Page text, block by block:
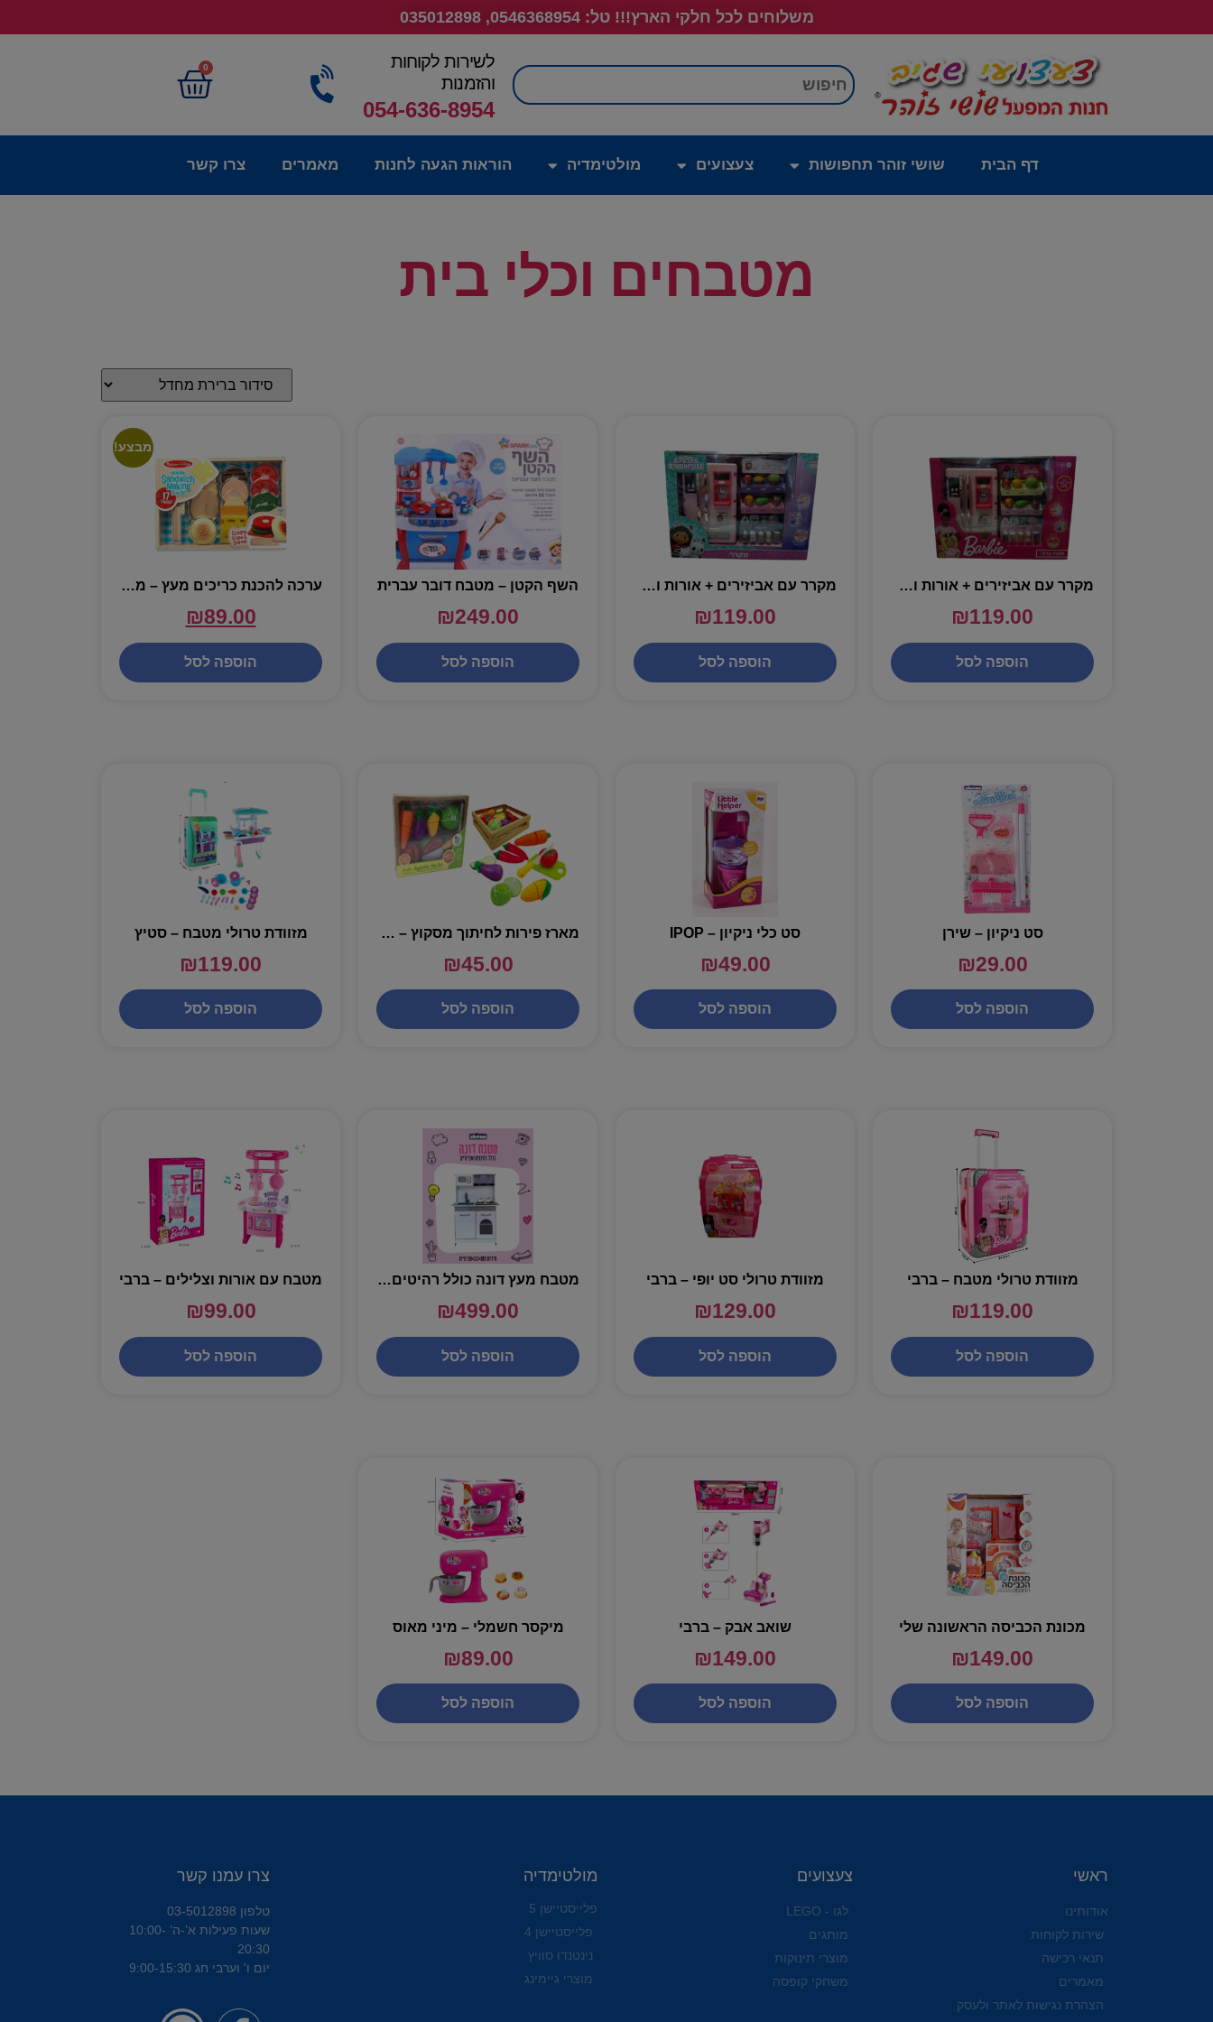
משלוחים לכל חלקי הארץ!!! טל: 0546368954, 035012898
חיפוש
לשירות לקוחות
והזמנות
054-636-8954
0
דף הבית שושי זוהר תחפושות צעצועים מולטימדיה הוראות הגעה לחנות מאמרים צרו קשר
מטבחים וכלי בית
מקרר עם אביזירים + אורות וצלילים – ברבי
₪119.00
הוספה לסל
מקרר עם אביזירים + אורות וצלילים – גביס
₪119.00
הוספה לסל
השף הקטן – מטבח דובר עברית
₪249.00
הוספה לסל
מבצע!
ערכה להכנת כריכים מעץ – מליסה ודאג
₪89.00
הוספה לסל
סט ניקיון – שירן
₪29.00
הוספה לסל
סט כלי ניקיון – IPOP
₪49.00
הוספה לסל
מארז פירות לחיתוך מסקוץ – מגוון
₪45.00
הוספה לסל
מזוודת טרולי מטבח – סטיץ
₪119.00
הוספה לסל
מזוודת טרולי מטבח – ברבי
₪119.00
הוספה לסל
מזוודת טרולי סט יופי – ברבי
₪129.00
הוספה לסל
מטבח מעץ דונה כולל רהיטים ואביזרים – שירן
₪499.00
הוספה לסל
מטבח עם אורות וצלילים – ברבי
₪99.00
הוספה לסל
מכונת הכביסה הראשונה שלי
₪149.00
הוספה לסל
שואב אבק – ברבי
₪149.00
הוספה לסל
מיקסר חשמלי – מיני מאוס
₪89.00
הוספה לסל
ראשי
אודותינו
שירות לקוחות
תנאי רכישה
מאמרים
הצהרת נגישות לאתר ולעסק
צעצועים
לגו - LEGO
מותגים
מוצרי תינוקות
משחקי קופסה
מולטימדיה
פלייסטיישן 5
פלייסטיישן 4
נינטנדו סוויץ
מוצרי גיימינג
צרו עמנו קשר
טלפון 03-5012898
שעות פעילות א’-ה’ 10:00-
20:30
יום ו' וערבי חג 9:00-15:30